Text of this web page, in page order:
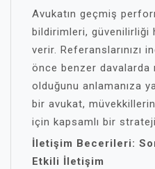
Avukatın geçmiş
bildirimleri, güvenilirliği
verir. Referanslarınızı
önce benzer davalarda
olduğunu anlamanıza
bir avukat,
için kapsamlı bir
İletişim Becerileri:
Etkili İletişim